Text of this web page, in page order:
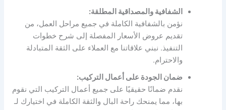
الشفافية والمصداقية المطلقة:
نؤمن بالشفافية الكاملة في جميع مراحل العمل، من
تقديم عروض الأسعار المفصلة إلى شرح خطوات
التنفيذ. نبني علاقاتنا مع العملاء على الثقة المتبادلة
والاحترام.
ضمان الجودة على أعمال التركيب:
نقدم ضمانًا حقيقيًا على جميع أعمال التركيب التي نقوم
بها، مما يمنحك راحة البال والثقة الكاملة في اختيارك لـ